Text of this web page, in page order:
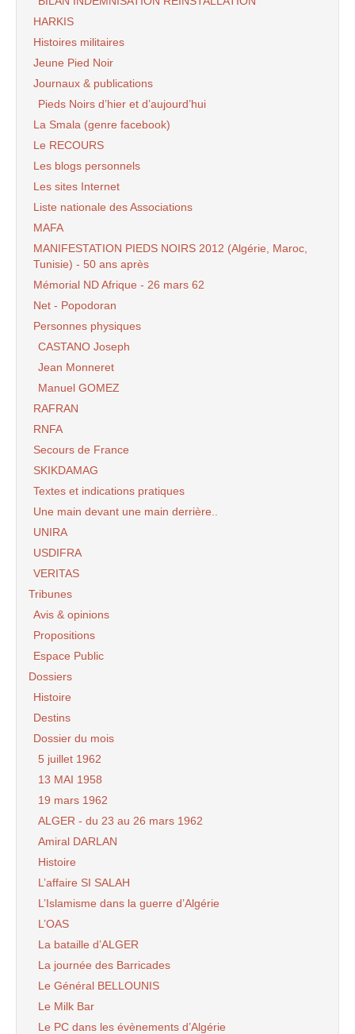
HARKIS
Histoires militaires
Jeune Pied Noir
Journaux & publications
Pieds Noirs d’hier et d’aujourd’hui
La Smala (genre facebook)
Le RECOURS
Les blogs personnels
Les sites Internet
Liste nationale des Associations
MAFA
MANIFESTATION PIEDS NOIRS 2012 (Algérie, Maroc,
Tunisie) - 50 ans après
Mémorial ND Afrique - 26 mars 62
Net - Popodoran
Personnes physiques
CASTANO Joseph
Jean Monneret
Manuel GOMEZ
RAFRAN
RNFA
Secours de France
SKIKDAMAG
Textes et indications pratiques
Une main devant une main derrière..
UNIRA
USDIFRA
VERITAS
Tribunes
Avis & opinions
Propositions
Espace Public
Dossiers
Histoire
Destins
Dossier du mois
5 juillet 1962
13 MAI 1958
19 mars 1962
ALGER - du 23 au 26 mars 1962
Amiral DARLAN
Histoire
L’affaire SI SALAH
L’Islamisme dans la guerre d’Algérie
L’OAS
La bataille d’ALGER
La journée des Barricades
Le Général BELLOUNIS
Le Milk Bar
Le PC dans les évènements d’Algérie